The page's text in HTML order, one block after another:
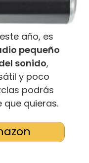
año, es
pequeño
sonido,
y poco
podrás
que quieras.